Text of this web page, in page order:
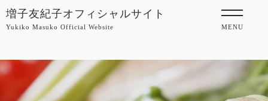
増子友紀子オフィシャルサイト
Yukiko Masuko Official Website MENU